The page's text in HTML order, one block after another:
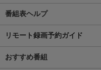
番組表ヘルプ
リモート録画予約ガイド
おすすめ番組